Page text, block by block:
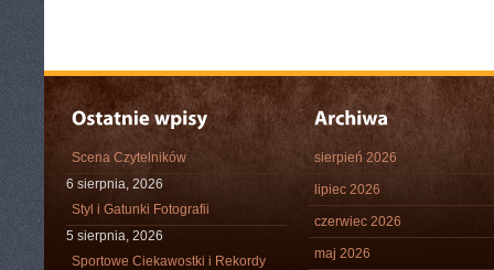
Scena Czytelników
6 sierpnia, 2026
Styl i Gatunki Fotografii
5 sierpnia, 2026
Sportowe Ciekawostki i Rekordy
sierpień 2026
lipiec 2026
czerwiec 2026
maj 2026